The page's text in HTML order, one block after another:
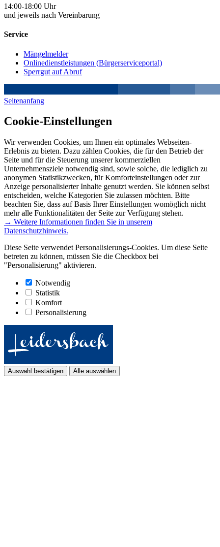
14:00-18:00 Uhr
und jeweils nach Vereinbarung
Service
Mängelmelder
Onlinedienstleistungen (Bürgerserviceportal)
Sperrgut auf Abruf
Seitenanfang
Cookie-Einstellungen
Wir verwenden Cookies, um Ihnen ein optimales Webseiten-
Erlebnis zu bieten. Dazu zählen Cookies, die für den Betrieb der
Seite und für die Steuerung unserer kommerziellen
Unternehmensziele notwendig sind, sowie solche, die lediglich zu
anonymen Statistikzwecken, für Komforteinstellungen oder zur
Anzeige personalisierter Inhalte genutzt werden. Sie können selbst
entscheiden, welche Kategorien Sie zulassen möchten. Bitte
beachten Sie, dass auf Basis Ihrer Einstellungen womöglich nicht
mehr alle Funktionalitäten der Seite zur Verfügung stehen.
→ Weitere Informationen finden Sie in unserem
Datenschutzhinweis.
Diese Seite verwendet Personalisierungs-Cookies. Um diese Seite
betreten zu können, müssen Sie die Checkbox bei
"Personalisierung" aktivieren.
Notwendig
Statistik
Komfort
Personalisierung
Auswahl bestätigen Alle auswählen